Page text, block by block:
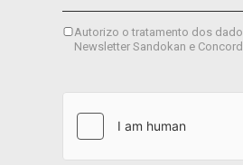
Autorizo o tratamento dos
Newsletter Sandokan e